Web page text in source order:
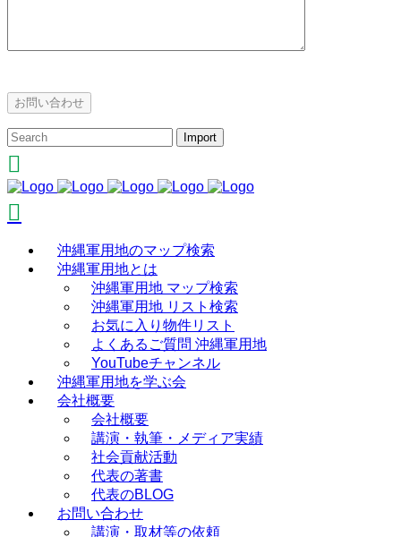
沖縄軍用地のマップ検索
沖縄軍用地とは
沖縄軍用地 マップ検索
沖縄軍用地 リスト検索
お気に入り物件リスト
よくあるご質問 沖縄軍用地
YouTubeチャンネル
沖縄軍用地を学ぶ会
会社概要
会社概要
講演・執筆・メディア実績
社会貢献活動
代表の著書
代表のBLOG
お問い合わせ
講演・取材等の依頼